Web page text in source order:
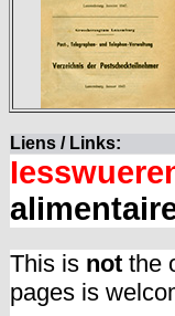
Liens / Links:
This is not the
pages is